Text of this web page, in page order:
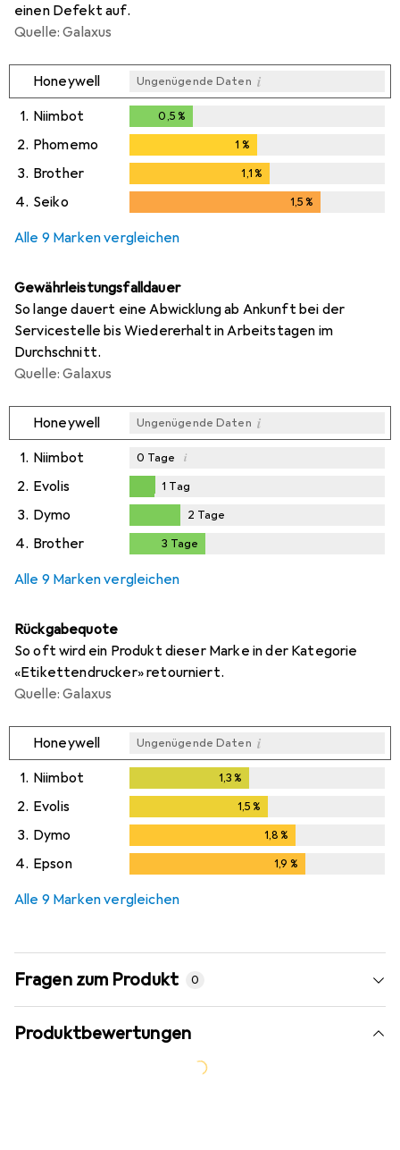
einen Defekt auf.
Quelle: Galaxus
Honeywell Ungenügende Daten i
1. Niimbot 0,5 %
2. Phomemo 1 %
3. Brother 1,1%
4. Seiko 1,5%
Alle 9 Marken vergleichen
Gewährleistungsfalldauer
So lange dauert eine Abwicklung ab Ankunft bei der
Servicestelle bis Wiedererhalt in Arbeitstagen im
Durchschnitt.
Quelle: Galaxus
Honeywell Ungenügende Daten i
1. Niimbot 0 Tage i
2. Evolis
Tag
1 Tag
3. Dymo
2Tage
2 Tage
4. Brother 3 Tage
Alle 9 Marken vergleichen
Rückgabequote
So oft wird ein Produkt dieser Marke in der Kategorie
«Etikettendrucker» retourniert.
Quelle: Galaxus
Honeywell Ungenügende Daten i
1. Niimbot 1,3%
2. Evolis 1,5%
3. Dymo 1,8%
4. Epson 1,9 %
Alle 9 Marken vergleichen
Fragen zum Produkt 0
Produktbewertungen